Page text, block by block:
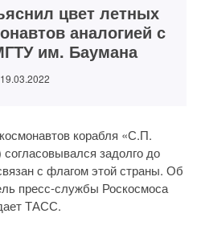
цвет летных
аналогией с
им. Баумана
19.03.2022
корабля «С.П.
задолго до
с флагом этой страны. Об
пресс-службы Роскосмоса
ТАСС.